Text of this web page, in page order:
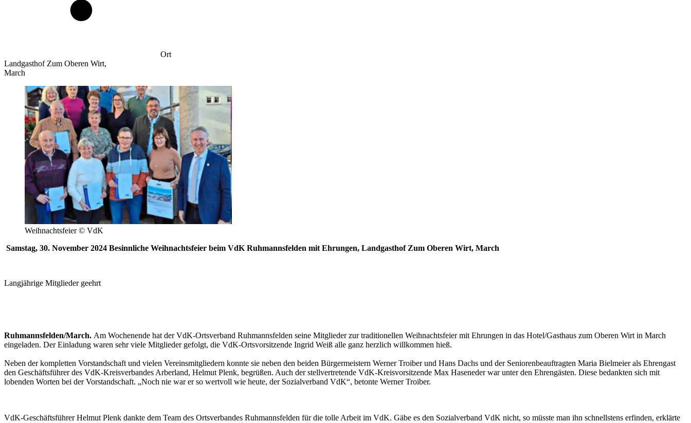
Ort
Landgasthof Zum Oberen Wirt,
March
Weihnachtsfeier © VdK
Samstag, 30. November 2024 Besinnliche Weihnachtsfeier beim VdK Ruhmannsfelden mit Ehrungen, Landgasthof Zum Oberen Wirt, March
Langjährige Mitglieder geehrt
Ruhmannsfelden/March. Am Wochenende hat der VdK-Ortsverband Ruhmannsfelden seine Mitglieder zur traditionellen Weihnachtsfeier mit Ehrungen in das Hotel/Gasthaus zum Oberen Wirt in March
eingeladen. Der Einladung waren sehr viele Mitglieder gefolgt, die VdK-Ortsvorsitzende Ingrid Weiß alle ganz herzlich willkommen hieß.
Neben der kompletten Vorstandschaft und vielen Vereinsmitgliedern konnte sie neben den beiden Bürgermeistern Werner Troiber und Hans Dachs und der Seniorenbeauftragten Maria Bielmeier als Ehrengast
den Geschäftsführer des VdK-Kreisverbandes Arberland, Helmut Plenk, begrüßen. Auch der stellvertretende VdK-Kreisvorsitzende Max Haseneder war unter den Ehrengästen. Diese bedankten sich mit
lobenden Worten bei der Vorstandschaft. „Noch nie war er so wertvoll wie heute, der Sozialverband VdK“, betonte Werner Troiber.
VdK-Geschäftsführer Helmut Plenk dankte dem Team des Ortsverbandes Ruhmannsfelden für die tolle Arbeit im VdK. Gäbe es den Sozialverband VdK nicht, so müsste man ihn schnellstens erfinden, erklärte